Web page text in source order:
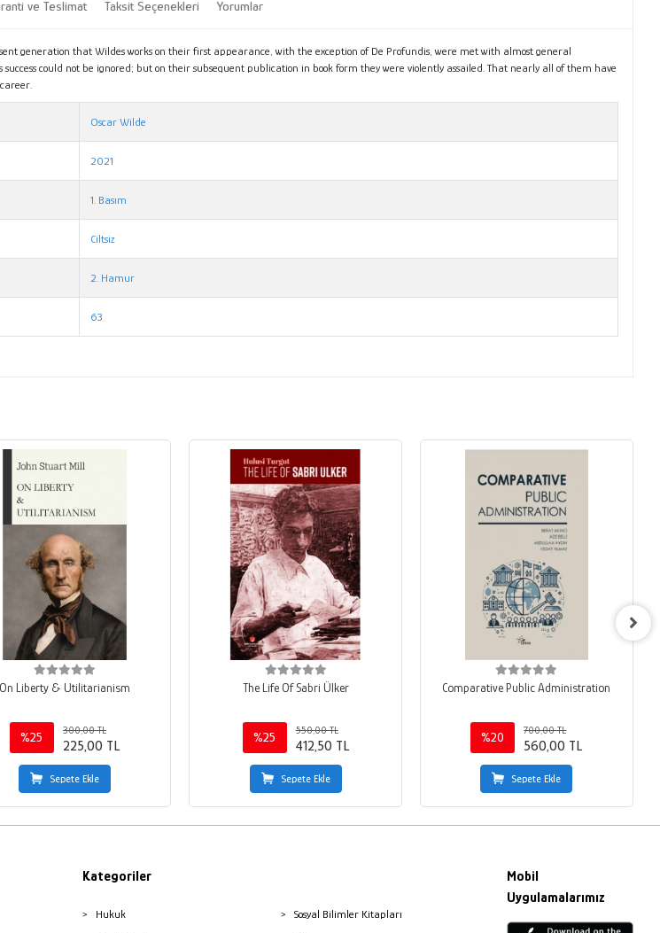
ve Teslimat Taksit Seçenekleri Yorumlar
generation that Wildes works on their first appearance, with the exception of De Profundis, were met with almost general
could not be ignored; but on their subsequent publication in book form they were violently assailed. That nearly all of them have
Oscar Wilde
2021
1. Basım
Ciltsiz
2. Hamur
63
On Liberty & Utilitarianism
%25
300,00 TL
225,00 TL
Sepete Ekle
The Life Of Sabri Ülker
%25
550,00 TL
412,50 TL
Sepete Ekle
Comparative Public Administration
%20
700,00 TL
560,00 TL
Sepete Ekle
Kategoriler
Hukuk Sosyal Bilimler Kitapları
Mobil
Uygulamalarımız